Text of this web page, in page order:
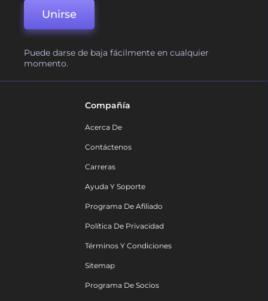
Unirse
Puede darse de baja fácilmente en cualquier
momento.
Compañía
Acerca De
Contáctenos
Carreras
Ayuda Y Soporte
Programa De Afiliado
Política De Privacidad
Términos Y Condiciones
Sitemap
Programa De Socios